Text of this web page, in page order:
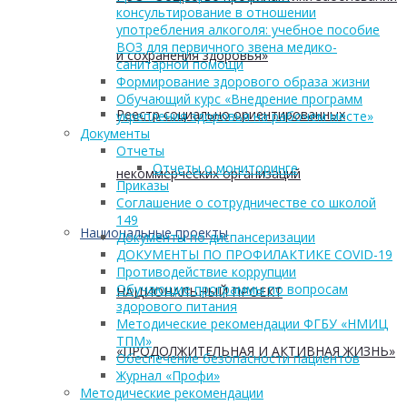
и сохранения здоровья»
Реестр социально ориентированных
некоммерческих организаций
Национальные проекты
НАЦИОНАЛЬНЫЙ ПРОЕКТ
«ПРОДОЛЖИТЕЛЬНАЯ И АКТИВНАЯ ЖИЗНЬ»
консультирование в отношении
употребления алкоголя: учебное пособие
ВОЗ для первичного звена медико-
санитарной помощи
Формирование здорового образа жизни
Обучающий курс «Внедрение программ
укрепления здоровья на рабочем месте»
Документы
Отчеты
Отчеты о мониторинге
Приказы
Соглашение о сотрудничестве со школой
149
Документы по диспансеризации
ДОКУМЕНТЫ ПО ПРОФИЛАКТИКЕ COVID-19
Противодействие коррупции
Обучающие программы по вопросам
здорового питания
Методические рекомендации ФГБУ «НМИЦ
ТПМ»
Обеспечение безопасности пациентов
Журнал «Профи»
Методические рекомендации